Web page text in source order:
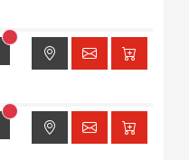
Brak dostępu do lokalizacji
Brak dostępu do lokalizacji